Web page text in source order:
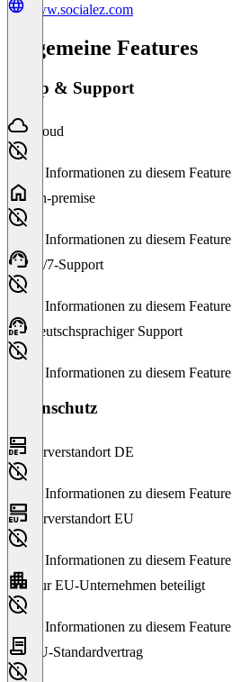
www.socialez.com
Allgemeine Features
Setup & Support
Cloud
Keine Informationen zu diesem Feature
On-premise
Keine Informationen zu diesem Feature
24/7-Support
Keine Informationen zu diesem Feature
Deutschsprachiger Support
Keine Informationen zu diesem Feature
Datenschutz
Serverstandort DE
Keine Informationen zu diesem Feature
Serverstandort EU
Keine Informationen zu diesem Feature
Nur EU-Unternehmen beteiligt
Keine Informationen zu diesem Feature
EU-Standardvertrag